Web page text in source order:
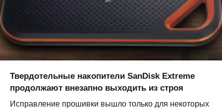
Твердотельные накопители SanDisk Extreme
продолжают внезапно выходить из строя
Исправление прошивки вышло только для некоторых